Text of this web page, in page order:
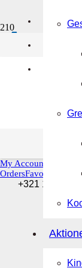
Kontakt
My Account
OrdersFavorites Sign
+321 123 4567